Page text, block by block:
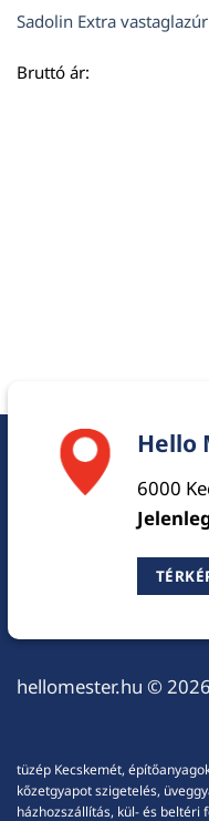
Sadolin Extra
Bruttó ár:
Hello
6000
hellomester.hu ©
tüzép Kecskemét,
kőzetgyapot szigetelés,
házhozszállítás, kül- és beltéri